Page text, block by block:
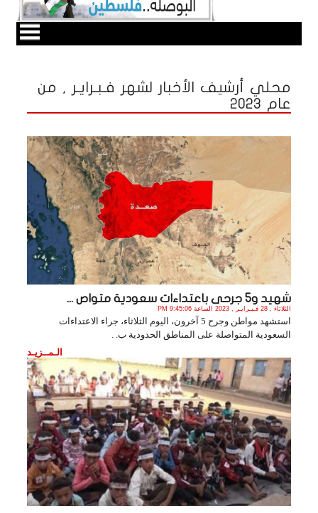
محلي أرشيف الأخبار لشهر فـبـرايـر , من
عام 2023
شهيد و5 جرحى باعتداءات سعودية متواص ...
الثلاثاء , 28 فـبـرايـر , 2023 الساعة 9:45:06 PM
استشهد مواطن وجرح 5 آخرون، اليوم الثلاثاء، جراء الاعتداءات
السعودية المتواصلة على المناطق الحدودية ب. .
الـمــزيـد